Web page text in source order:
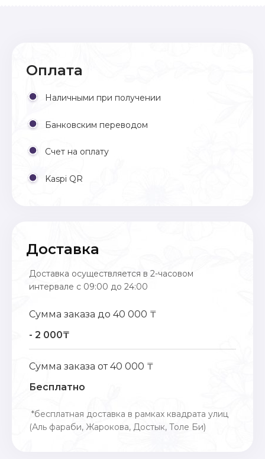
Оплата
Наличными при получении
Банковским переводом
Счет на оплату
Kaspi QR
Доставка
Доставка осуществляется в 2-часовом
интервале с 09:00 до 24:00
Сумма заказа до 40 000 ₸
- 2 000₸
Сумма заказа от 40 000 ₸
Бесплатно
*бесплатная доставка в рамках квадрата улиц
(Аль фараби, Жарокова, Достык, Толе Би)